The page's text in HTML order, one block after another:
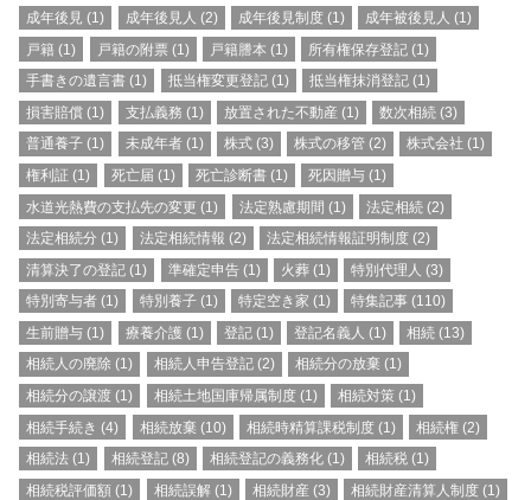
成年後見 (1) 成年後見人 (2) 成年後見制度(1) 成年被後見人 (1)
戸籍 (1) 戸籍の附票(1) 戸籍謄本 (1) 所有権保存登記 (1)
手書きの遺言書 (1) 抵当権変更登記(1) 抵当権抹消登記(1)
損害賠償 (1) 支払義務 (1) 放置された不動産(1) 数次相続 (3)
普通養子 (1) 未成年者(1) 株式(3) 株式の移管 (2) 株式会社 (1)
権利証 (1) 死亡届 (1) 死亡診断書(1) 死因贈与 (1)
水道光熱費の支払先の変更 (1) 法定熟慮期間 (1) 法定相続(2)
法定相続分 (1) 法定相続情報 (2) 法定相続情報証明制度(2)
清算決了の登記 (1) 準確定申告(1) 火葬(1) 特別代理人 (3)
特別寄与者 (1) 特別養子(1) 特定空き家 (1) 特集記事 (110)
生前贈与 (1) 療養介護 (1) 登記(1) 登記名義人 (1) 相続 (13)
相続人の廃除 (1) 相続人申告登記(2) 相続分の放棄 (1)
相続分の譲渡 (1) 相続土地国庫帰属制度(1) 相続対策(1)
相続手続き (4) 相続放棄 (10) 相続時精算課税制度(1) 相続権 (2)
相続法 (1) 相続登記(8) 相続登記の義務化(1) 相続税 (1)
相続税評価額 (1) 相続誤解(1) 相続財産(3) 相続財産清算人制度 (1)